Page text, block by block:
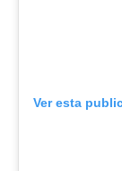
Ver esta